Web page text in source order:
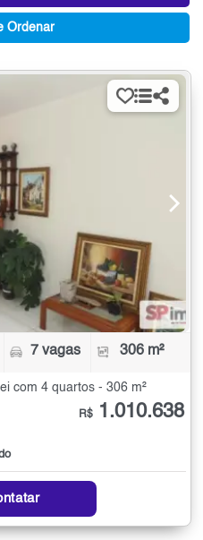
Ordenar
7 vagas 306 m²
com 4 quartos - 306 m²
R$ 1.010.638